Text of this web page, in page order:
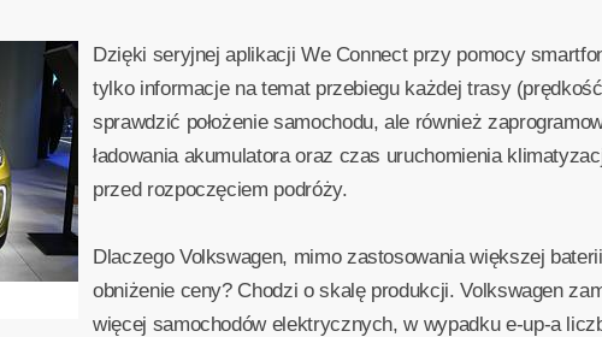
Dzięki seryjnej aplikacji We Connect przy pomocy
tylko informacje na temat przebiegu każdej trasy
sprawdzić położenie samochodu, ale również
ładowania akumulatora oraz czas uruchomienia
przed rozpoczęciem podróży.
Dlaczego Volkswagen, mimo zastosowania większej
obniżenie ceny? Chodzi o skalę produkcji. Volkswagen
więcej samochodów elektrycznych, w wypadku e-up-a